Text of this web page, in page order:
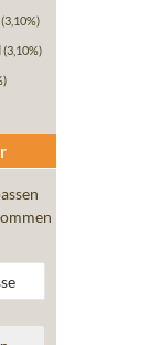
(3,10%)
(3,10%)